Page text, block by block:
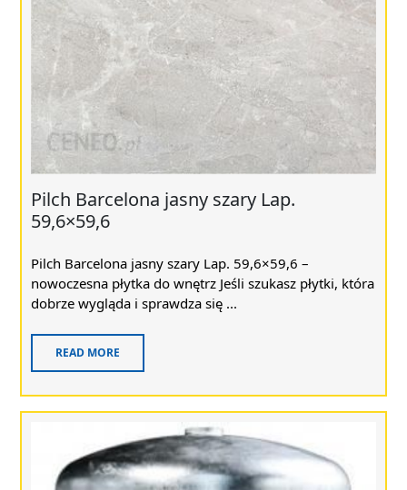
Pilch Barcelona jasny szary Lap.
59,6×59,6
Pilch Barcelona jasny szary Lap. 59,6×59,6 –
nowoczesna płytka do wnętrz Jeśli szukasz płytki, która
dobrze wygląda i sprawdza się ...
READ MORE